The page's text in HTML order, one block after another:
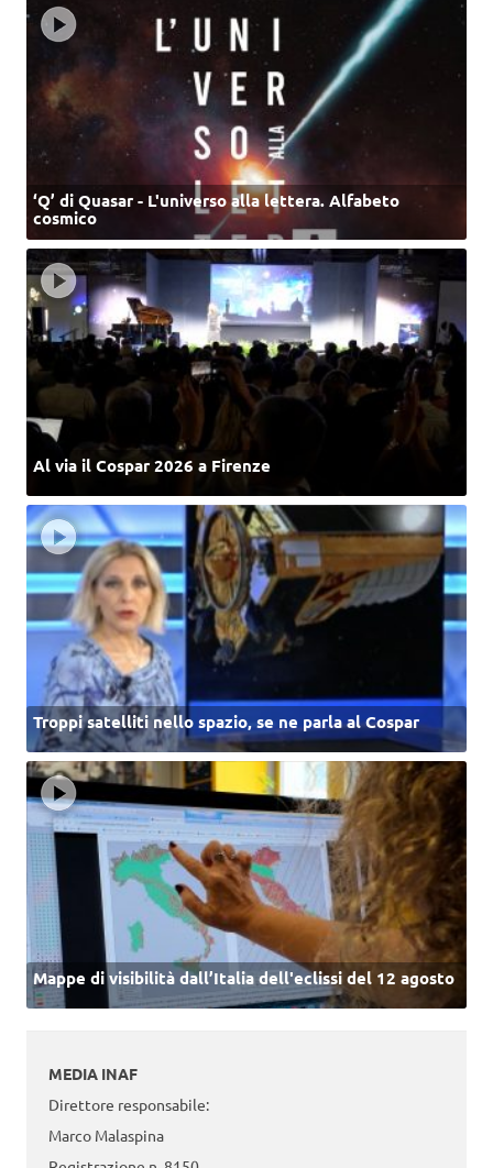
‘Q’ di Quasar - L'universo alla lettera. Alfabeto
cosmico
Al via il Cospar 2026 a Firenze
Troppi satelliti nello spazio, se ne parla al Cospar
Mappe di visibilità dall’Italia dell'eclissi del 12 agosto
MEDIA INAF
Direttore responsabile:
Marco Malaspina